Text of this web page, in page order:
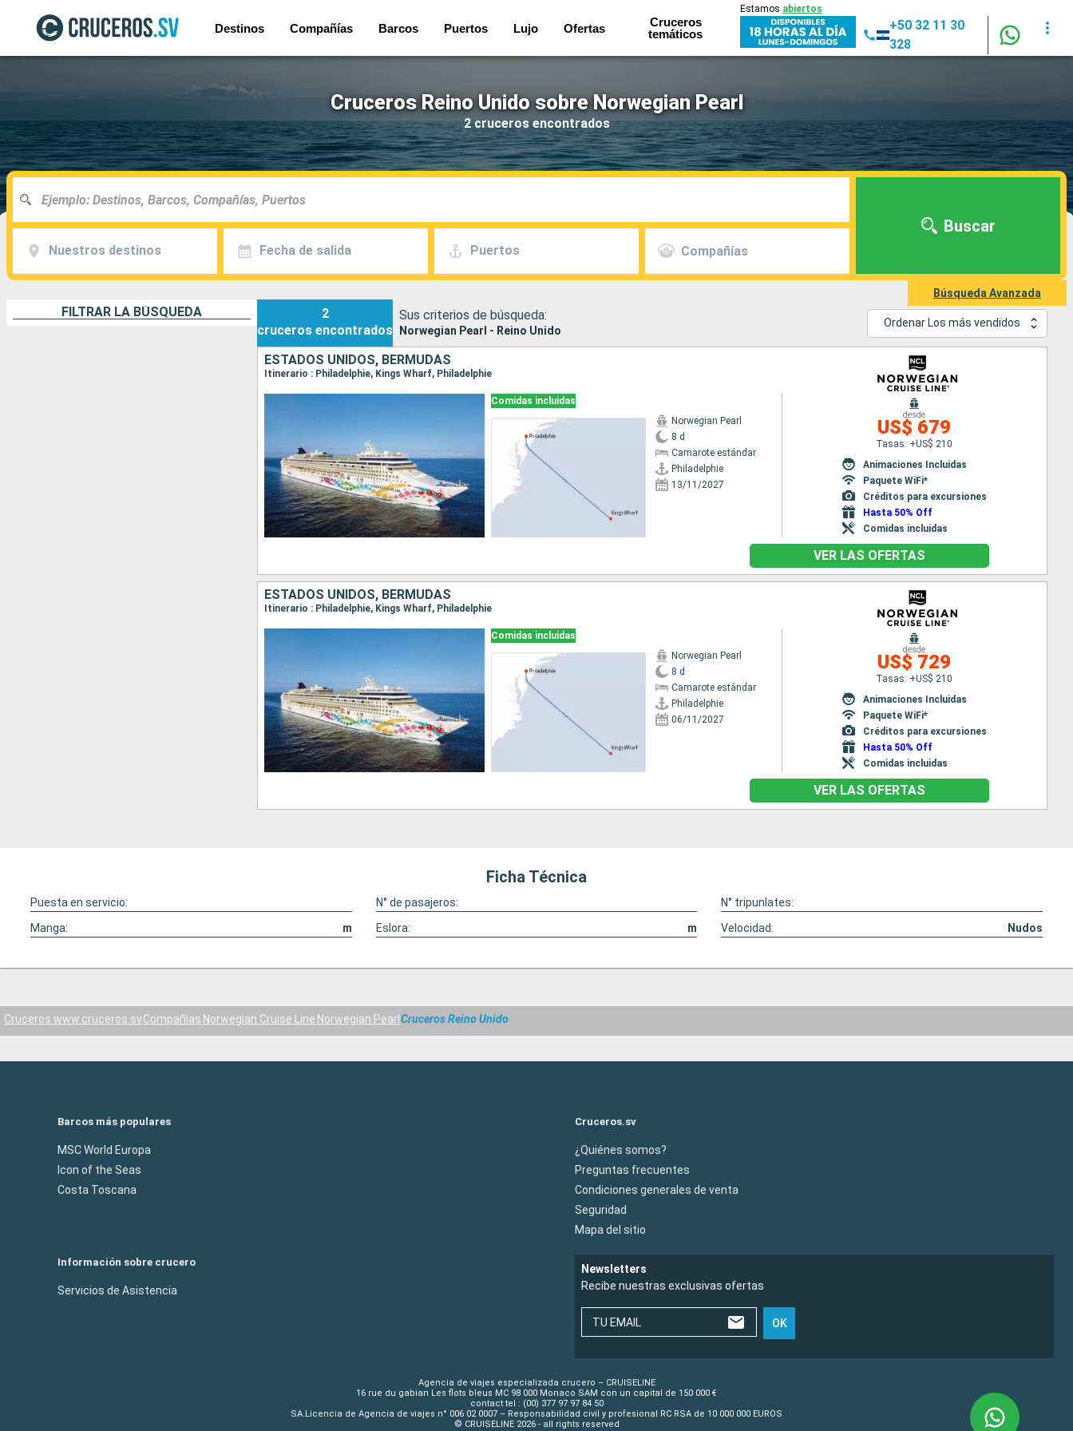
Destinos Compañías Barcos Puertos Lujo Ofertas
Cruceros
temáticos
Estamos abiertos
+50 32 11 30
328
Cruceros Reino Unido sobre Norwegian Pearl
2 cruceros encontrados
Nuestros destinos Fecha de salida Puertos Compañías
Buscar
Búsqueda Avanzada
FILTRAR LA BÚSQUEDA
2
cruceros encontrados
Sus criterios de búsqueda:
Norwegian Pearl - Reino Unido
Ordenar Los más vendidos
ESTADOS UNIDOS, BERMUDAS
Itinerario : Philadelphie, Kings Wharf, Philadelphie
Comidas incluidas
Norwegian Pearl
8 d
Camarote estándar
Philadelphie
13/11/2027
desde
US$ 679
Tasas: +US$ 210
Animaciones Incluidas
Paquete WiFi*
Créditos para excursiones
Hasta 50% Off
Comidas incluidas
VER LAS OFERTAS
ESTADOS UNIDOS, BERMUDAS
Itinerario : Philadelphie, Kings Wharf, Philadelphie
Comidas incluidas
Norwegian Pearl
8 d
Camarote estándar
Philadelphie
06/11/2027
desde
US$ 729
Tasas: +US$ 210
Animaciones Incluidas
Paquete WiFi*
Créditos para excursiones
Hasta 50% Off
Comidas incluidas
VER LAS OFERTAS
Ficha Técnica
Puesta en servicio: N° de pasajeros:
N° tripunlates:
Manga:
m Eslora: m Velocidad: Nudos
Cruceros www.cruceros.svCompañías Norwegian Cruise Line Norwegian Pearl Cruceros Reino Unido
Barcos más populares
MSC World Europa
Icon of the Seas
Costa Toscana
Cruceros.sv
¿Quiénes somos?
Preguntas frecuentes
Condiciones generales de venta
Seguridad
Mapa del sitio
Información sobre crucero
Servicios de Asistencia
Newsletters
Recibe nuestras exclusivas ofertas
TU EMAIL OK
Agencia de viajes especializada crucero – CRUISELINE
16 rue du gabian Les flots bleus MC 98 000 Monaco SAM con un capital de 150 000 €
contact tel : (00) 377 97 97 84 50
SA.Licencia de Agencia de viajes n° 006 02 0007 – Responsabilidad civil y profesional RC RSA de 10 000 000 EUROS
© CRUISELINE 2026 - all rights reserved